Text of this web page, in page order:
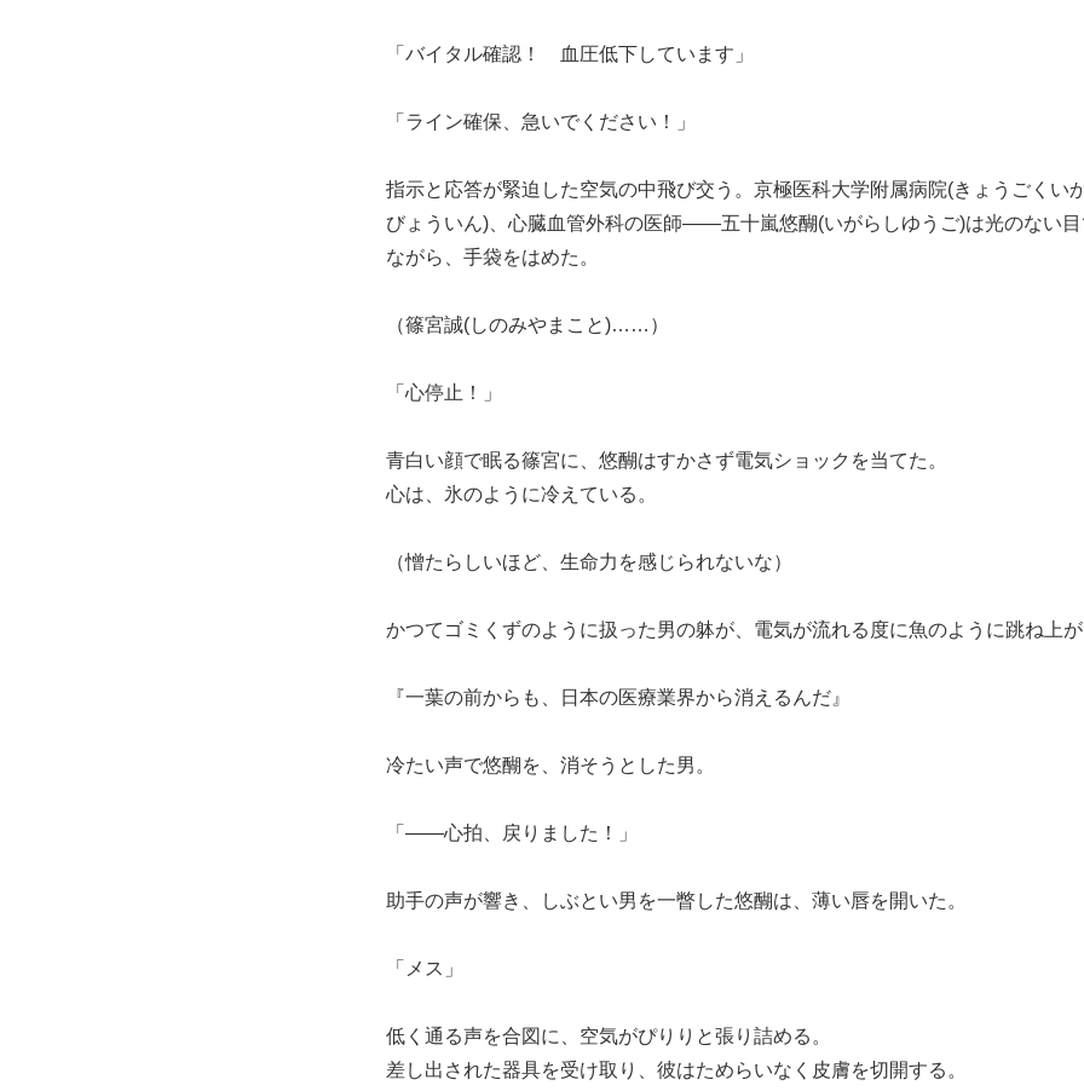
「バイタル確認！ 血圧低下しています」
「ライン確保、急いでください！」
指示と応答が緊迫した空気の中飛び交う。京極医科大学附属病院(きょうごくい
びょういん)、心臓血管外科の医師――五十嵐悠醐(いがらしゆうご)は光のない
ながら、手袋をはめた。
（篠宮誠(しのみやまこと)……）
「心停止！」
青白い顔で眠る篠宮に、悠醐はすかさず電気ショックを当てた。
心は、氷のように冷えている。
（憎たらしいほど、生命力を感じられないな）
かつてゴミくずのように扱った男の躰が、電気が流れる度に魚のように跳ね上
『一葉の前からも、日本の医療業界から消えるんだ』
冷たい声で悠醐を、消そうとした男。
「――心拍、戻りました！」
助手の声が響き、しぶとい男を一瞥した悠醐は、薄い唇を開いた。
「メス」
低く通る声を合図に、空気がぴりりと張り詰める。
差し出された器具を受け取り、彼はためらいなく皮膚を切開する。